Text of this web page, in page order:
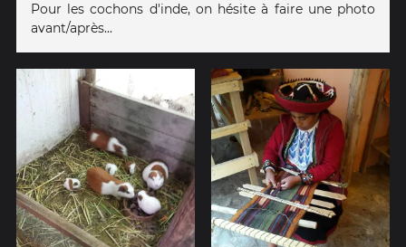
Pour les cochons d'inde, on hésite à faire une photo
avant/après...